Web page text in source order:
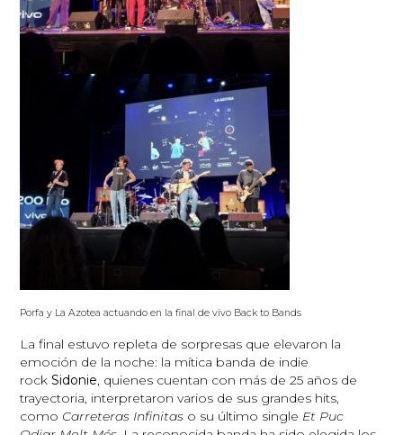
Porfa y La Azotea actuando en la final de vivo Back to Bands
La final estuvo repleta de sorpresas que elevaron la
emoción de la noche: la mítica banda de indie
rockSidonie , quienes cuentan con más de 25 años de
trayectoria, interpretaron varios de sus grandes hits,
como Carreteras Infinitas o su último single Et Puc